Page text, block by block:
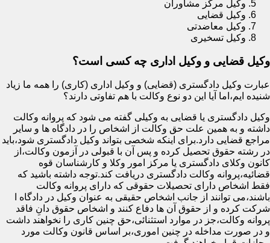
وکیل مرکز مشاوران
وکیل قضایی
وکیل معاضدتی
وکیل تسخیری
وکیل قضایی و وکیل اداری چه کسی است؟
عبارت وکیل دادگستری (قضایی) و وکیل اداری (کاری) را همه ما زیاد
شنیده ایم،اما آیا این دو نوع وکالت با هم تفاوتی دارند؟
وکیل دادگستری یا قضایی به وکیلی گفته می شود که پروانه وکالت
داشته و به همین علت حق وکالت از اشخاص را در دادگاه ها و سایر
مراجع قضایی دارد.برای اینکه شخصی بتواند وکیل دادگستری شود،باید
در رشته حقوق تحصیل کرده و پس آن با قبولی در آزمون وکالت،از
کانون وکلای دادگستری یا مرکز امور وکلا و کارشناسان قوه
قضائیه،پروانه وکالت دادگستری دریافت کند.توجه داشته باشید که
فقط اشخاص دارای تحصیلات حقوقی که دارای پروانه وکالت
باشند،می توانند از جانب اشخاص حقیقی به عنوان وکیل در دادگاه ا
شرکت کرده و از حقوق آن ها دفاع کنند و اشخاص حقوق دانِ فاقد
پروانه وکالت،جز در موارد استثنائی،حق چنین کاری را نخواهند داشت
و در صورت مداخله در چنین اموری،بر اساس قانون وکالت مورد